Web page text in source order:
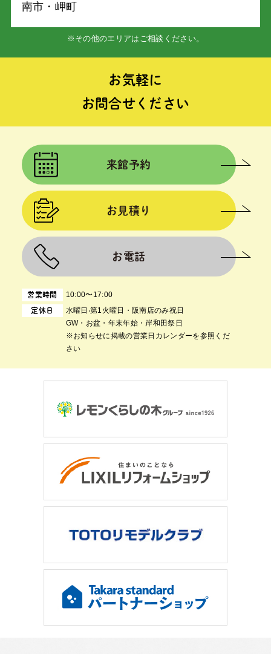
南市・岬町
※その他のエリアはご相談ください。
お気軽に
お問合せください
営業時間 10:00〜17:00
定休日
⽔曜⽇‧第1⽕曜⽇・阪南店のみ祝日
GW・お盆・年末年始・岸和田祭日
※お知らせに掲載の営業日カレンダーを参照くだ
さい
来館予約
お見積り
お電話